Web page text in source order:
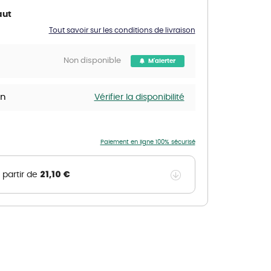
Découvrez nos marques
Nos marques de la nature
Non disponible M'alerter
Vérifier la disponibilité
Tout savoir sur les conditions de livraison
Paiement en ligne 100% sécurisé
partir de 21,10 €